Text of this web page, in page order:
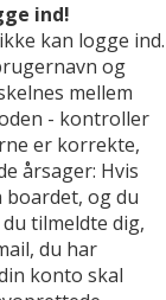
ind!
kan logge ind.
og
mellem
- kontroller
er korrekte,
årsager: Hvis
boardet, og du
tilmeldte dig,
du har
konto skal